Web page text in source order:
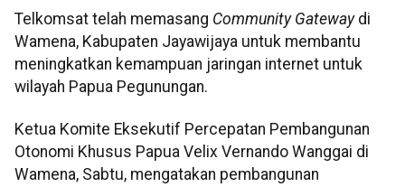
Telkomsat telah memasang Community Gateway di
Wamena, Kabupaten Jayawijaya untuk membantu
meningkatkan kemampuan jaringan internet untuk
wilayah Papua Pegunungan.
Ketua Komite Eksekutif Percepatan Pembangunan
Otonomi Khusus Papua Velix Vernando Wanggai di
Wamena, Sabtu, mengatakan pembangunan